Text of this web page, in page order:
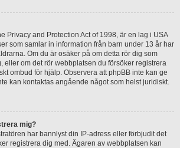
Privacy and Protection Act of 1998, är en lag i USA
som samlar in information från barn under 13 år har
Om du är osäker på om detta rör dig som
eller om det rör webbplatsen du försöker registrera
ombud för hjälp. Observera att phpBB inte kan ge
kan kontaktas angående något som helst juridiskt.
mig?
har bannlyst din IP-adress eller förbjudit det
registrera dig med. Ägaren av webbplatsen kan